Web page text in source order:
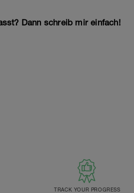
Dann schreib mir einfach!
TRACK YOUR PROGRESS